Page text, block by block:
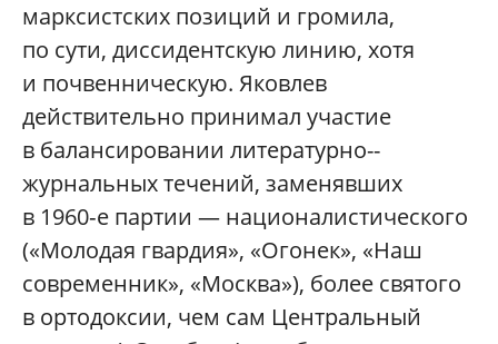
марксистских позиций и громила,
по сути, диссидентскую линию, хотя
и почвенническую. Яковлев
действительно принимал участие
в балансировании литературно-­
журнальных течений, заменявших
в 1960‑е партии — националистического
(«Молодая гвардия», «Огонек», «Наш
современник», «Москва»), более святого
в ортодоксии, чем сам Центральный